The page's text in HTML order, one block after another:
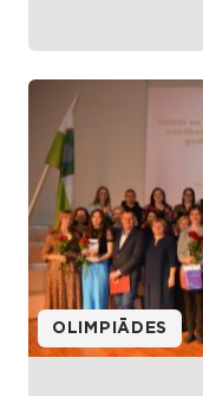
OLIMPIĀDES